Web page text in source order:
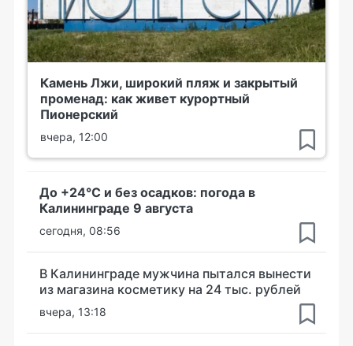
Камень Лжи, широкий пляж и закрытый
променад: как живет курортный
Пионерский
вчера, 12:00
До +24°С и без осадков: погода в
Калининграде 9 августа
сегодня, 08:56
В Калининграде мужчина пытался вынести
из магазина косметику на 24 тыс. рублей
вчера, 13:18